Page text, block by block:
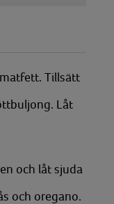
Tillsätt
Låt
och låt sjuda
och oregano.